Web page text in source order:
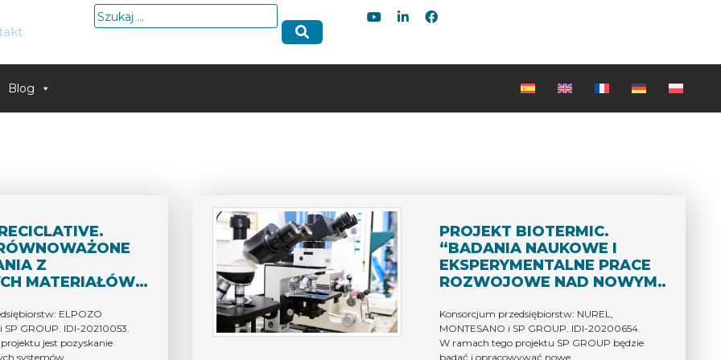
Szukaj:
Blog
Z
MATERIAŁÓW
NA POTRZEBY
MIĘSNEGO.”
ELPOZO
SP GROUP. IDI-20210053.
jest pozyskanie
systemów
PROJEKT BIOTERMIC.
“BADANIA NAUKOWE I
EKSPERYMENTALNE PRACE
ROZWOJOWE NAD NOWYMI
NADAJĄCYMI SIĘ DO
RECYKLINGU I/LUB
BIODEGRADOWALNYMI,
Konsorcjum przedsiębiorstw: NUREL,
MONTESANO i SP GROUP. IDI-20200654.
W ramach tego projektu SP GROUP będzie
badać i opracowywać nowe